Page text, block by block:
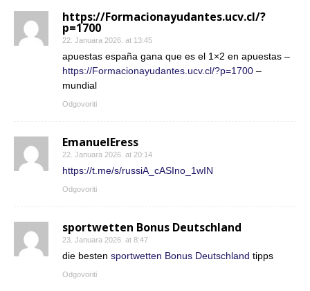
https://Formacionayudantes.ucv.cl/?
p=1700
22. Januara 2026. at 13:45
apuestas españa gana que es el 1×2 en apuestas –
https://Formacionayudantes.ucv.cl/?p=1700 –
mundial
Odgovoriti
EmanuelEress
22. Januara 2026. at 20:14
https://t.me/s/russiA_cASIno_1wIN
Odgovoriti
sportwetten Bonus Deutschland
23. Januara 2026. at 8:47
die besten sportwetten Bonus Deutschland tipps
Odgovoriti